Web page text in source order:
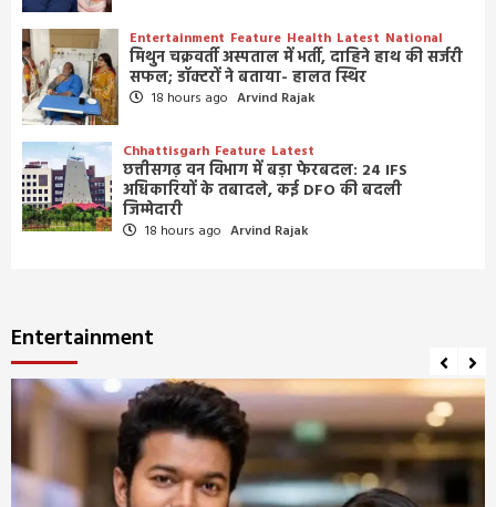
Entertainment Feature Health Latest National
मिथुन चक्रवर्ती अस्पताल में भर्ती, दाहिने हाथ की सर्जरी
सफल; डॉक्टरों ने बताया- हालत स्थिर
18 hours ago Arvind Rajak
Chhattisgarh Feature Latest
छत्तीसगढ़ वन विभाग में बड़ा फेरबदल: 24 IFS
अधिकारियों के तबादले, कई DFO की बदली
जिम्मेदारी
18 hours ago Arvind Rajak
Entertainment